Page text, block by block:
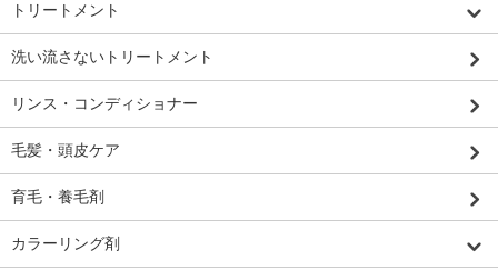
トリートメント
洗い流さないトリートメント
リンス・コンディショナー
毛髪・頭皮ケア
育毛・養毛剤
カラーリング剤